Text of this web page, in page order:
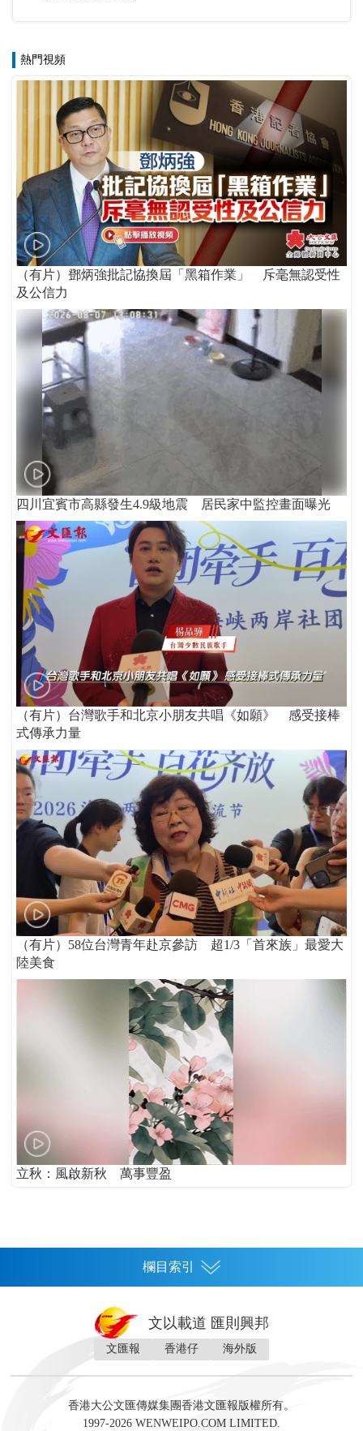
熱門視頻
（有片）鄧炳強批記協換屆「黑箱作業」 斥毫無認受性
及公信力
四川宜賓市高縣發生4.9級地震 居民家中監控畫面曝光
（有片）台灣歌手和北京小朋友共唱《如願》 感受接棒
式傳承力量
（有片）58位台灣青年赴京參訪 超1/3「首來族」最愛大
陸美食
立秋：風啟新秋 萬事豐盈
欄目索引
灣區人
財經 地產 投資 財評 數字經濟
文以載道 匯則興邦
文匯報 香港仔 海外版
香港大公文匯傳媒集團香港文匯報版權所有。
1997-2026 WENWEIPO.COM LIMITED.